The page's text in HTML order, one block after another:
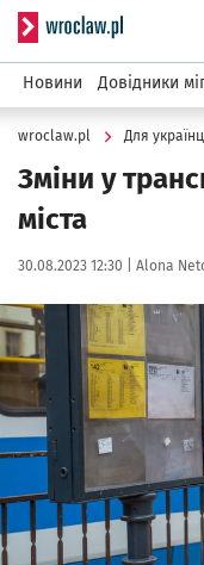
Serwis
Новини Довідники
wroclaw.pl Для
Зміни у
міста
Data publikacji:
30.08.2023 12:30 | Autor:
Alona
Kliknij, aby powiększyć